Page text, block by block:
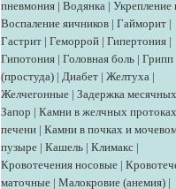
пневмония | Водянка | Укрепление
Воспаление яичников | Гайморит |
Гастрит | Геморрой | Гипертония |
Гипотония | Головная боль | Грипп
(простуда) | Диабет | Желтуха |
Желчегонные | Задержка месячных
Запор | Камни в желчных
печени | Камни в почках и
пузыре | Кашель | Климакс |
Кровотечения носовые |
маточные | Малокровие (анемия) |